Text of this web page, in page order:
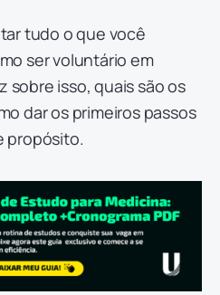
tudo o que você
ser voluntário em
sobre isso, quais são os
dar os primeiros passos
propósito.